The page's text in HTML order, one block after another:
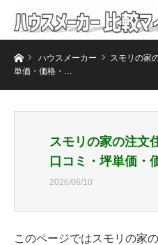
ホームハウスメーカー
スモリの家
単価・価格・…
スモリの家の注文
口コミ・坪単価
2026/06/10
このページではスモリの家